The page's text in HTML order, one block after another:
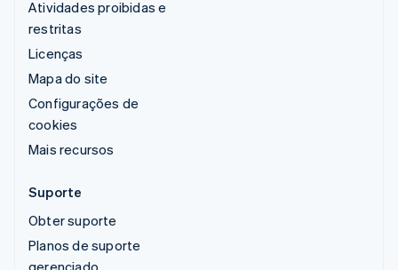
Atividades proibidas e
restritas
Licenças
Mapa do site
Configurações de
cookies
Mais recursos
Suporte
Obter suporte
Planos de suporte